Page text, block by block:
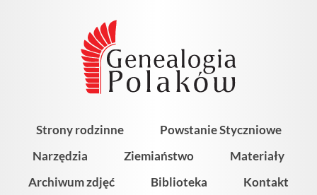
Strony rodzinne
Powstanie Styczniowe
Narzędzia
Ziemiaństwo
Materiały
Archiwum zdjęć
Biblioteka Kontakt